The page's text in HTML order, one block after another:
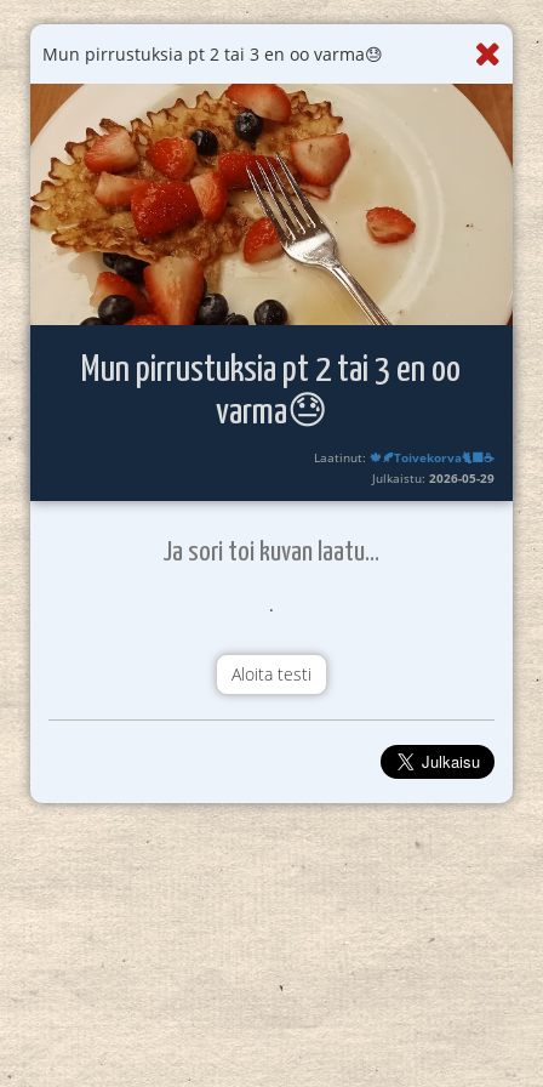
Mun pirrustuksia pt 2 tai 3 en oo varma😓
Mun pirrustuksia pt 2 tai 3 en oo
varma😓
Laatinut:🍁🍂Toivekorva🐈‍⬛☕
Julkaistu:2026-05-29
Ja sori toi kuvan laatu...
.
Aloita testi